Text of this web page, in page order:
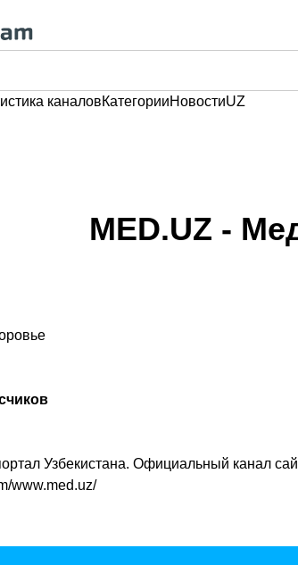
каналовКатегорииНовостиUZ
MED.UZ -
Узбекистана. Официальный канал
www.med.uz/